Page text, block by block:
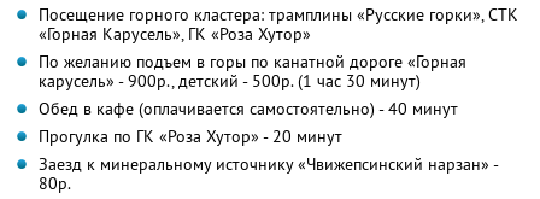
Посещение горного кластера: трамплины «Русские горки», СТК
«Горная Карусель», ГК «Роза Хутор»
По желанию подъем в горы по канатной дороге «Горная
карусель» - 900р., детский - 500р. (1 час 30 минут)
Обед в кафе (оплачивается самостоятельно) - 40 минут
Прогулка по ГК «Роза Хутор» - 20 минут
Заезд к минеральному источнику «Чвижепсинский нарзан» -
80р.